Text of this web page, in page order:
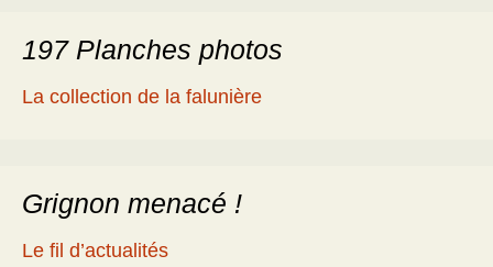
197 Planches photos
La collection de la falunière
Grignon menacé !
Le fil d’actualités